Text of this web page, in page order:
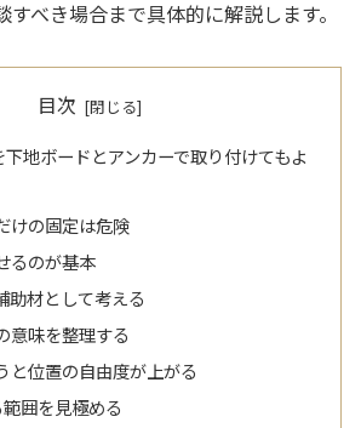
べき場合まで具体的に解説します。
目次
地ボードとアンカーで取り付けてもよ
けの固定は危険
るのが基本
助材として考える
意味を整理する
と位置の自由度が上がる
囲を見極める